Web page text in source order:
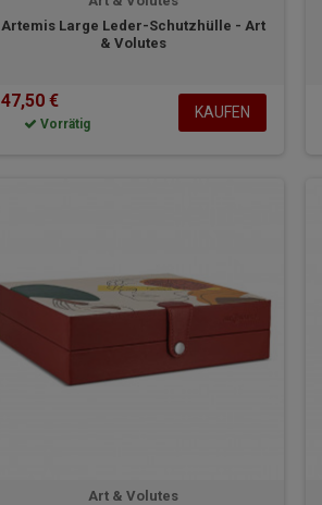
Artemis Large Leder-Schutzhülle - Art
& Volutes
47,50 €
Vorrätig
KAUFEN
Art & Volutes